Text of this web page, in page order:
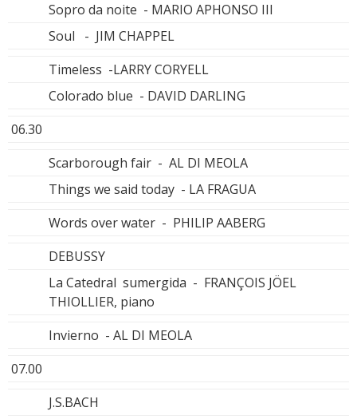
Sopro da noite - MARIO APHONSO III
Soul - JIM CHAPPEL
Timeless -LARRY CORYELL
Colorado blue - DAVID DARLING
06.30
Scarborough fair - AL DI MEOLA
Things we said today - LA FRAGUA
Words over water - PHILIP AABERG
DEBUSSY
La Catedral sumergida - FRANÇOIS JÖEL
THIOLLIER, piano
Invierno - AL DI MEOLA
07.00
J.S.BACH